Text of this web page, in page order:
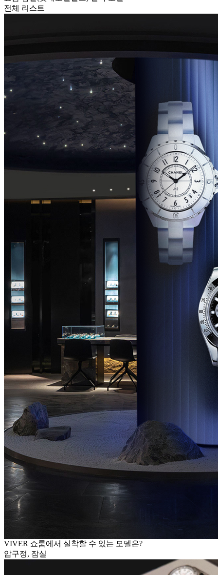
전체 리스트
VIVER 쇼룸에서 실착할 수 있는 모델은?
압구정, 잠실